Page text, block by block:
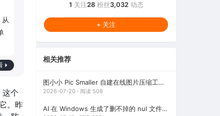
个
。昨
1 关注28粉丝3,032动态
+ 关注
相关推荐
图小小 Pic Smaller 自建在线图片压缩工具（碾压TinyPNG！90%开发者不知道的免费图像压缩利器）
2026-07-20 · 阅读 508
AI 在 Windows 生成了删不掉的 nul 文件？3 种方法教你强制删除